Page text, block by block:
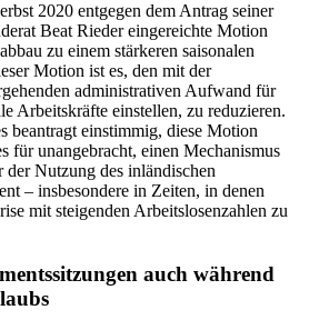
2020 entgegen dem Antrag seiner
Beat Rieder eingereichte Motion
zu einem stärkeren saisonalen
Motion ist es, den mit der
administrativen Aufwand für
Arbeitskräfte einstellen, zu reduzieren.
beantragt einstimmig, diese Motion
für unangebracht, einen Mechanismus
Nutzung des inländischen
– insbesondere in Zeiten, in denen
mit steigenden Arbeitslosenzahlen zu
auch während